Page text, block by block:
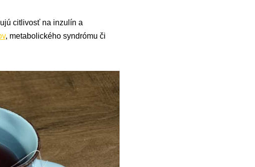
citlivosť na inzulín a
, metabolického syndrómu či